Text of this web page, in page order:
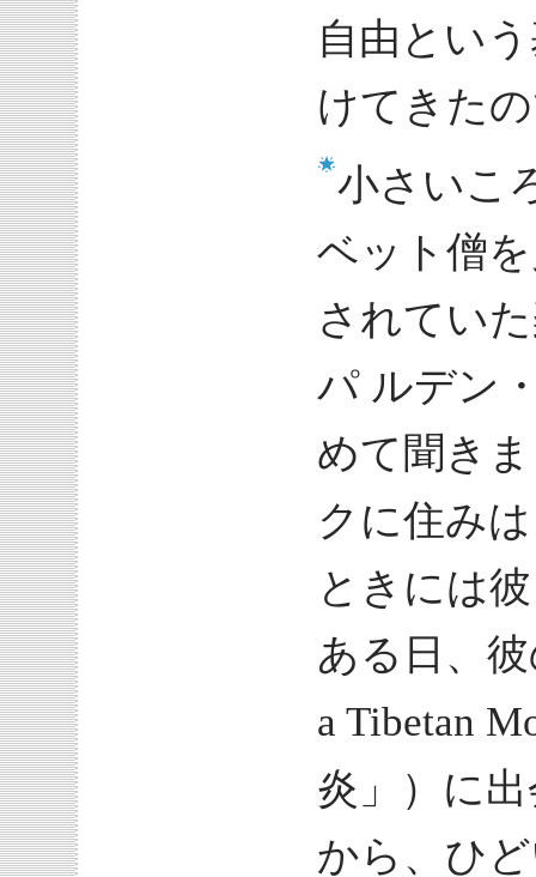
自由とい
けてきた
小さいこ
ベット僧
されてい
パ ルデン
めて聞き
クに住み
ときには
ある日、
a Tibetan
炎」）に
から、ひ